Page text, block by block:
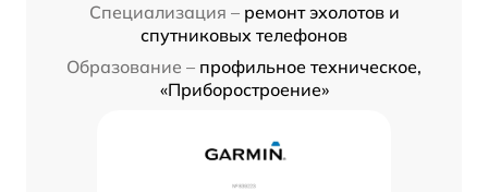
Специализация – ремонт эхолотов и
спутниковых телефонов
Образование – профильное техническое,
«Приборостроение»